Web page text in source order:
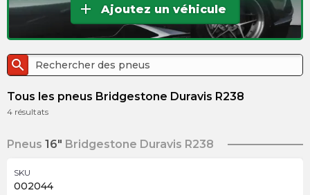
add Ajoutez un véhicule
search
Tous les pneus Bridgestone Duravis R238
4 résultats
Pneus 16" Bridgestone Duravis R238
SKU
002044